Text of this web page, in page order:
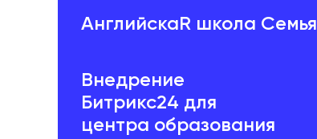
АнглийскаR школа Семья
Внедрение
Битрикс24 для
центра образования